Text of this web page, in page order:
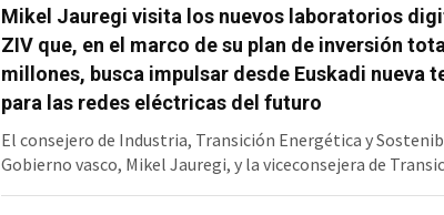
Mikel Jauregi visita los nuevos laboratorios
ZIV que, en el marco de su plan de inversión
millones, busca impulsar desde Euskadi nueva
para las redes eléctricas del futuro
El consejero de Industria, Transición Energética y
Gobierno vasco, Mikel Jauregi, y la viceconsejera de